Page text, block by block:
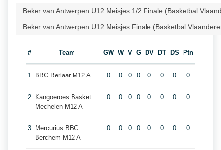
Beker van Antwerpen U12 Meisjes 1/2 Finale (Basketbal
Beker van Antwerpen U12 Meisjes Finale (Basketbal
# Team GW W V G DV DT DS Ptn
1 BBC Berlaar M12 A 0 0 0 0 0 0 0 0
2
Kangoeroes Basket
Mechelen M12 A
0 0 0 0 0 0 0 0
3
Mercurius BBC
Berchem M12 A
0 0 0 0 0 0 0 0